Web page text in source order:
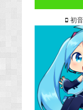
初音